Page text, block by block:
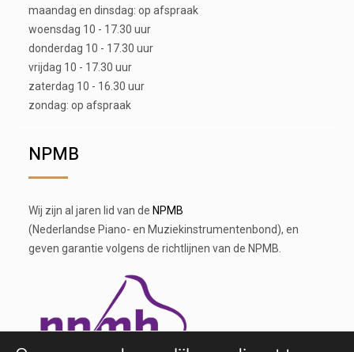
maandag en dinsdag: op afspraak
woensdag 10 - 17.30 uur
donderdag 10 - 17.30 uur
vrijdag 10 - 17.30 uur
zaterdag 10 - 16.30 uur
zondag: op afspraak
NPMB
Wij zijn al jaren lid van de NPMB
(Nederlandse Piano- en Muziekinstrumentenbond), en
geven garantie volgens de richtlijnen van de NPMB.